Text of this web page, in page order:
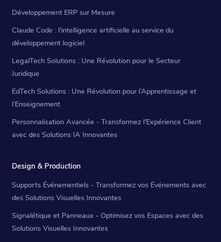
Développement ERP sur Mesure
Claude Code : l'intelligence artificielle au service du
développement logiciel
LegalTech Solutions : Une Révolution pour le Secteur
Juridique
EdTech Solutions : Une Révolution pour l’Apprentissage et
l’Enseignement
Personnalisation Avancée - Transformez l'Expérience Client
avec des Solutions IA Innovantes
Design & Production
Supports Événementiels - Transformez vos Événements avec
des Solutions Visuelles Innovantes
Signalétique et Panneaux - Optimisez vos Espaces avec des
Solutions Visuelles Innovantes